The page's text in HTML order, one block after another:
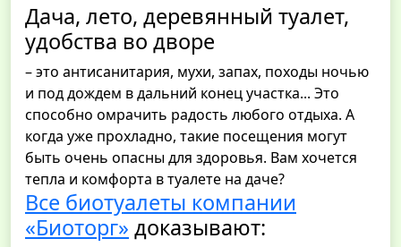
Дача, лето, деревянный туалет,
удобства во дворе
– это антисанитария, мухи, запах, походы ночью
и под дождем в дальний конец участка... Это
способно омрачить радость любого отдыха. А
когда уже прохладно, такие посещения могут
быть очень опасны для здоровья. Вам хочется
тепла и комфорта в туалете на даче?
Все биотуалеты компании
«Биоторг» доказывают: